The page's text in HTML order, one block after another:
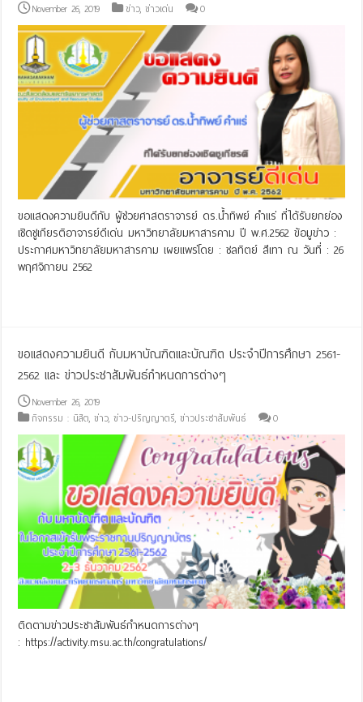
November 26, 2019 ข่าว,ข่าวเด่น 0
ขอแสดงความยินดีกับ ผู้ช่วยศาสตราจารย์ ดร.น้ำทิพย์ คำแร่ ที่ได้รับยกย่อง
เชิดชูเกียรติอาจารย์ดีเด่น มหาวิทยาลัยมหาสารคาม ปี พ.ศ.2562 ข้อมูข่าว :
ประกาศมหาวิทยาลัยมหาสารคาม เผยแพร่โดย : ชลทิตย์ สีเทา ณ วันที่ : 26
พฤศจิกายน 2562
ขอแสดงความยินดี กับมหาบัณฑิตและบัณฑิต ประจำปีการศึกษา 2561-
2562 และ ข่าวประชาสัมพันธ์กำหนดการต่างๆ
November 26, 2019
กิจกรรม : นิสิต,ข่าว,ข่าว-ปริญญาตรี,ข่าวประชาสัมพันธ์ 0
ติดตามข่าวประชาสัมพันธ์กำหนดการต่างๆ
: https://activity.msu.ac.th/congratulations/